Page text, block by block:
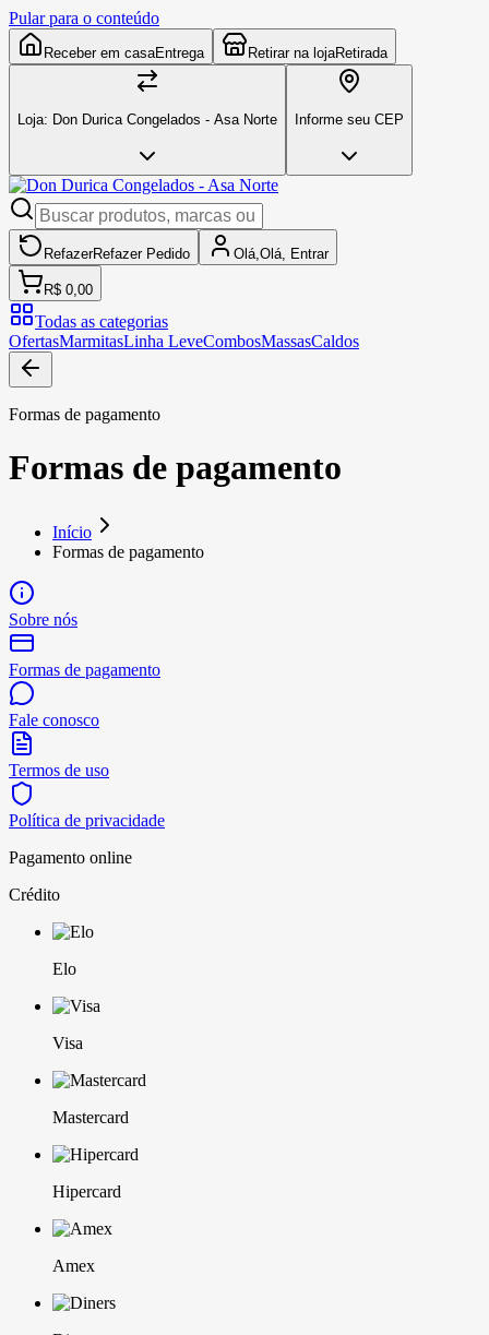
Pular para o conteúdo
Receber em casaEntrega Retirar na lojaRetirada
Loja: Don Durica Congelados - Asa Norte Informe seu CEP
RefazerRefazer Pedido Olá, Olá, Entrar
R$ 0,00
Todas as categorias
OfertasMarmitasLinha LeveCombosMassasCaldos
Formas de pagamento
Formas de pagamento
Início
Formas de pagamento
Sobre nós
Formas de pagamento
Fale conosco
Termos de uso
Política de privacidade
Pagamento online
Crédito
Elo
Visa
Mastercard
Hipercard
Amex